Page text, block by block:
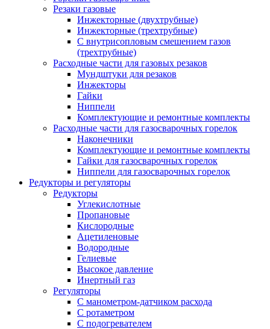
Резаки газовые
Инжекторные (двухтрубные)
Инжекторные (трехтрубные)
С внутрисопловым смешением газов
(трехтрубные)
Расходные части для газовых резаков
Мундштуки для резаков
Инжекторы
Гайки
Ниппели
Комплектующие и ремонтные комплекты
Расходные части для газосварочных горелок
Наконечники
Комплектующие и ремонтные комплекты
Гайки для газосварочных горелок
Ниппели для газосварочных горелок
Редукторы и регуляторы
Редукторы
Углекислотные
Пропановые
Кислородные
Ацетиленовые
Водородные
Гелиевые
Высокое давление
Инертный газ
Регуляторы
С манометром-датчиком расхода
С ротаметром
С подогревателем